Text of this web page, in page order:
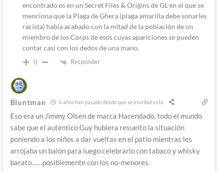
encontrado es en un Secret Files & Origins de GL en el que se
menciona que la Plaga de Ghera (plaga amarilla debe sonarles
racista) había acabado con la mitad de la población de un
miembro de los Corps de esos cuyas apariciones se pueden
contar casi con los dedos de una mano.
0 Responder
Bluntman 6 años han pasado desde que se escribió esto
Eso era un Jimmy Olsen de marca Hacendado, todo el mundo
sabe que el autentico Guy hubiera resuelto la situación
poniendo a los niños a dar vueltas en el patio mientras les
arrojaba un balón para luego celebrarlo con tabaco y whisky
barato……posiblemente con los no-menores.